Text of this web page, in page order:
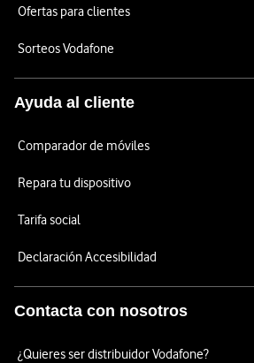
Ofertas para clientes
Sorteos Vodafone
Ayuda al cliente
Comparador de móviles
Repara tu dispositivo
Tarifa social
Declaración Accesibilidad
Contacta con nosotros
¿Quieres ser distribuidor Vodafone?